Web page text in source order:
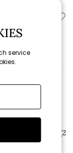
set stor (2
st) - teak
service